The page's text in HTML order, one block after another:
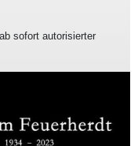
sofort autorisierter